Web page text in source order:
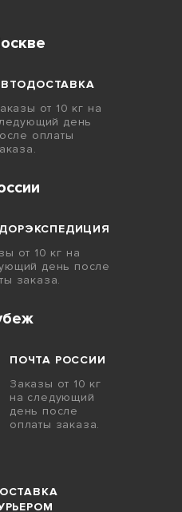
от 10 кг на
день
оплаты
от 10 кг на
день после
заказа.
ПОЧТА РОССИИ
Заказы от 10 кг
на следующий
день после
оплаты заказа.